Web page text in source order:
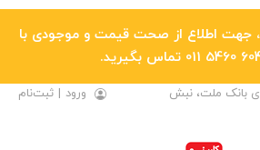
جهت اطلاع از صحت قیمت و موجودی با
بانک ملت، نبش
ورود | ثبت‌نام